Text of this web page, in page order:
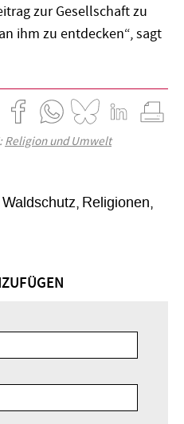
zur Gesellschaft zu
ihm zu entdecken“, sagt
Religion und Umwelt
Religionen